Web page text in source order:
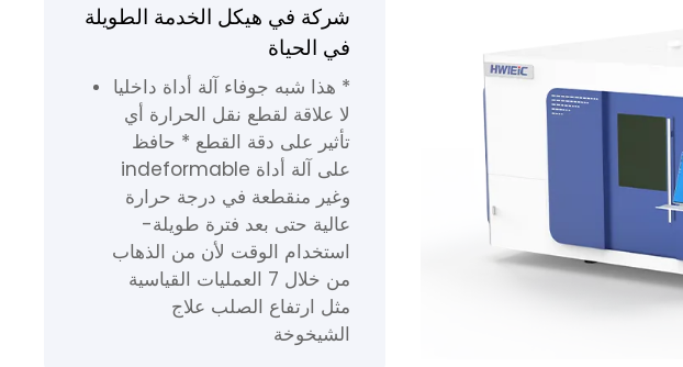
شركة في هيكل الخدمة الطويلة
في الحياة
* هذا شبه جوفاء آلة أداة داخليا
لا علاقة لقطع نقل الحرارة أي
تأثير على دقة القطع * حافظ
على آلة أداة indeformable
وغير منقطعة في درجة حرارة
عالية حتى بعد فترة طويلة-
استخدام الوقت لأن من الذهاب
من خلال 7 العمليات القياسية
مثل ارتفاع الصلب علاج
الشيخوخة